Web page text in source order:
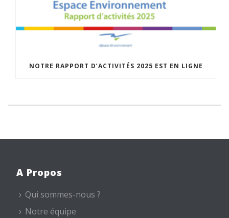
NOTRE RAPPORT D’ACTIVITÉS 2025 EST EN LIGNE
A Propos
Qui sommes-nous ?
Notre équipe